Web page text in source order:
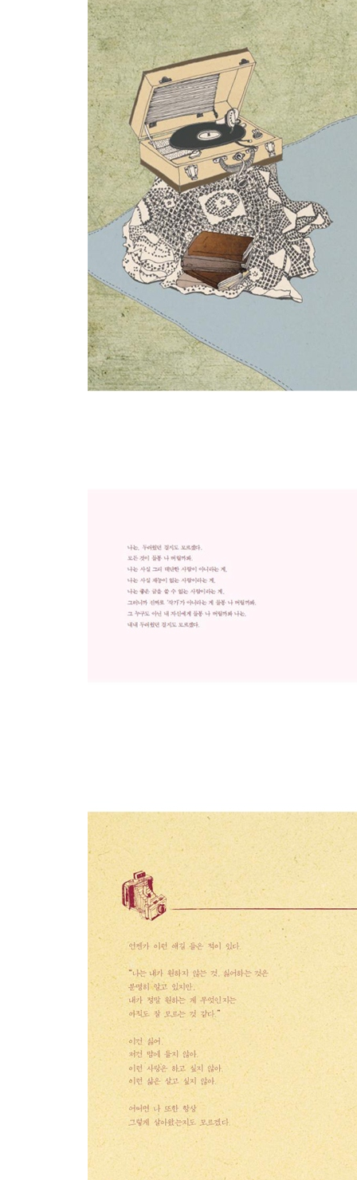
착한 사람들에 의한 착한 세상
투자 회수 가치
우리는 모두 섬이다
그리운 칭찬
익숙함을 놓아버린다는 것
녹차와 김
규칙놀이
균열
사라져버린 이야기들
그래도 나는 하지 않았어
우리는 누구나 선택한 삶을 살아간다, 기본적으로는
4. 나를, 실망시키지 않았으면 좋겠
나는 이런 어른과의 만남이 즐겁다
형편없는 작가, 제법 괜찮은 작가, 훌륭한 작가, 위
뭘 그렇게 놀래
다른 꿈은 엄두조차 나지 않으니까
무모한 도전
조금 무모한 일이 될지 모른다 해도